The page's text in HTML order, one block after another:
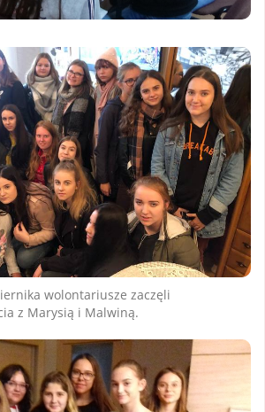
wolontariusze zaczęli
z Marysią i Malwiną.